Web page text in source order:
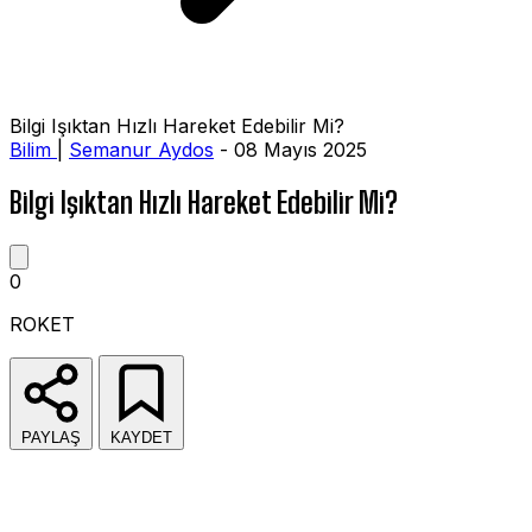
Bilgi Işıktan Hızlı Hareket Edebilir Mi?
Bilim
Semanur Aydos - 08 Mayıs 2025
Bilgi Işıktan Hızlı Hareket Edebilir Mi?
0
ROKET
PAYLAŞ KAYDET